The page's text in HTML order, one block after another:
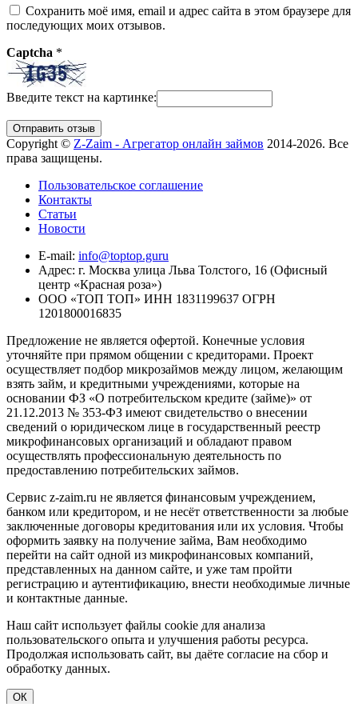
Сохранить моё имя, email и адрес сайта в этом браузере для
последующих моих отзывов.
Captcha *
Введите текст на картинке:
Copyright © Z-Zaim - Агрегатор онлайн займов 2014-2026. Все
права защищены.
Пользовательское соглашение
Контакты
Статьи
Новости
E-mail: info@toptop.guru
Адрес: г. Москва улица Льва Толстого, 16 (Офисный
центр «Красная роза»)
ООО «ТОП ТОП» ИНН 1831199637 ОГРН
1201800016835
Предложение не является офертой. Конечные условия
уточняйте при прямом общении с кредиторами. Проект
осуществляет подбор микрозаймов между лицом, желающим
взять займ, и кредитными учреждениями, которые на
основании ФЗ «О потребительском кредите (займе)» от
21.12.2013 № 353-ФЗ имеют свидетельство о внесении
сведений о юридическом лице в государственный реестр
микрофинансовых организаций и обладают правом
осуществлять профессиональную деятельность по
предоставлению потребительских займов.
Сервис z-zaim.ru не является финансовым учреждением,
банком или кредитором, и не несёт ответственности за любые
заключенные договоры кредитования или их условия. Чтобы
оформить заявку на получение займа, Вам необходимо
перейти на сайт одной из микрофинансовых компаний,
представленных на данном сайте, и уже там пройти
регистрацию и аутентификацию, внести необходимые личные
и контактные данные.
Наш сайт использует файлы cookie для анализа
пользовательского опыта и улучшения работы ресурса.
Продолжая использовать сайт, вы даёте согласие на сбор и
обработку данных.
ОК